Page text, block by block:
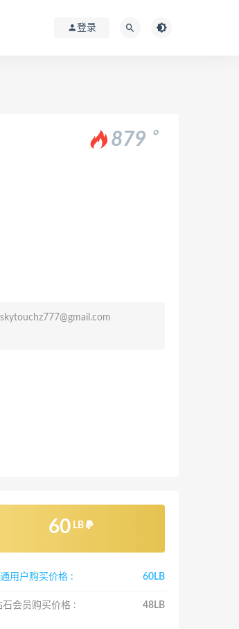
登录
879
。
skytouchz777@gmail.com
60 LB
用户购买价格 : 60LB
石会员购买价格 : 48LB